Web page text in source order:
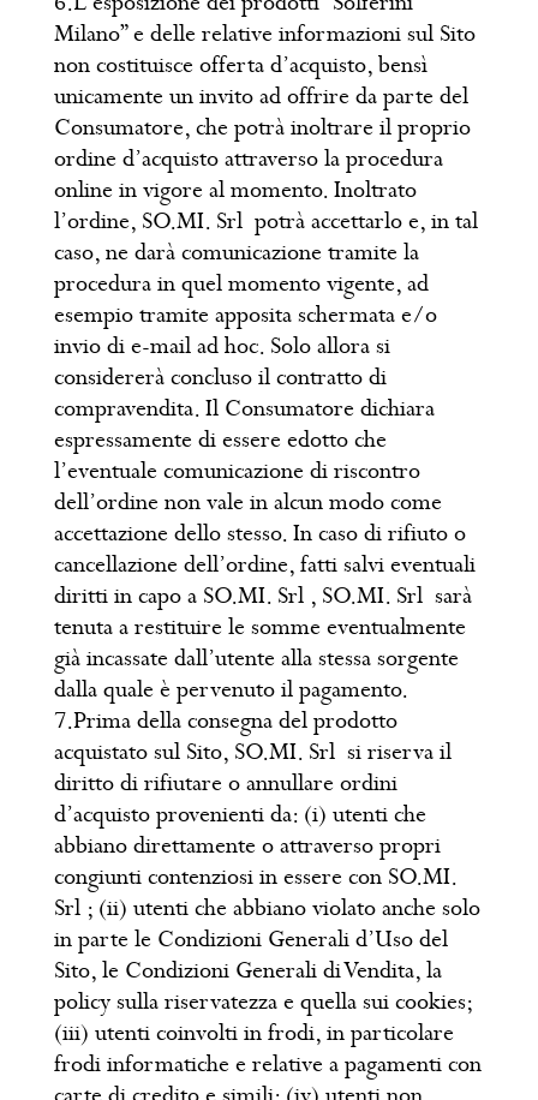
Milano” e delle relative informazioni sul Sito
non costituisce offerta d’acquisto, bensì
unicamente un invito ad offrire da parte del
Consumatore, che potrà inoltrare il proprio
ordine d’acquisto attraverso la procedura
online in vigore al momento. Inoltrato
l’ordine, SO.MI. Srl potrà accettarlo e, in tal
caso, ne darà comunicazione tramite la
procedura in quel momento vigente, ad
esempio tramite apposita schermata e/o
invio di e-mail ad hoc. Solo allora si
considererà concluso il contratto di
compravendita. Il Consumatore dichiara
espressamente di essere edotto che
l’eventuale comunicazione di riscontro
dell’ordine non vale in alcun modo come
accettazione dello stesso. In caso di rifiuto o
cancellazione dell’ordine, fatti salvi eventuali
diritti in capo a SO.MI. Srl , SO.MI. Srl sarà
tenuta a restituire le somme eventualmente
già incassate dall’utente alla stessa sorgente
dalla quale è pervenuto il pagamento.
7.Prima della consegna del prodotto
acquistato sul Sito, SO.MI. Srl si riserva il
diritto di rifiutare o annullare ordini
d’acquisto provenienti da: (i) utenti che
abbiano direttamente o attraverso propri
congiunti contenziosi in essere con SO.MI.
Srl ; (ii) utenti che abbiano violato anche solo
in parte le Condizioni Generali d’Uso del
Sito, le Condizioni Generali di Vendita, la
policy sulla riservatezza e quella sui cookies;
(iii) utenti coinvolti in frodi, in particolare
frodi informatiche e relative a pagamenti con